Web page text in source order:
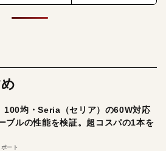
100均・Seria（セリア）の60W対応
ブルの性能を検証。超コスパの1本を
ポート